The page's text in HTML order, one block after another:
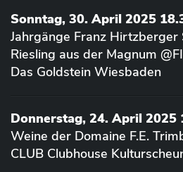
Sonntag, 30. April 2025
Jahrgänge Franz Hirtzberger
Riesling aus der Magnum
Das Goldstein Wiesbaden
Donnerstag, 24. April 2025
Weine der Domaine F.E.
CLUB Clubhouse